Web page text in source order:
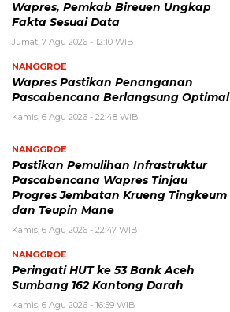
Wapres, Pemkab Bireuen Ungkap
Fakta Sesuai Data
Jumat, 7 Agu 2026 - 12:10 WIB
NANGGROE
Wapres Pastikan Penanganan
Pascabencana Berlangsung Optimal
Kamis, 6 Agu 2026 - 22:48 WIB
NANGGROE
Pastikan Pemulihan Infrastruktur
Pascabencana Wapres Tinjau
Progres Jembatan Krueng Tingkeum
dan Teupin Mane
Kamis, 6 Agu 2026 - 22:47 WIB
NANGGROE
Peringati HUT ke 53 Bank Aceh
Sumbang 162 Kantong Darah
Kamis, 6 Agu 2026 - 16:59 WIB